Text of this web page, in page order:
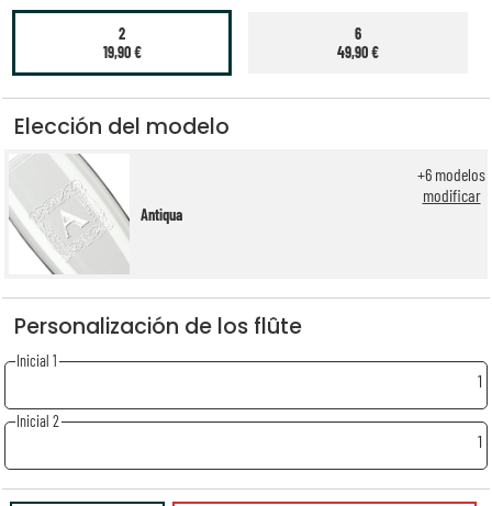
2
19,90 €
6
49,90 €
Elección del modelo
Antiqua
+6 modelos
modificar
Personalización de los flûte
Inicial 1
1
Inicial 2
1